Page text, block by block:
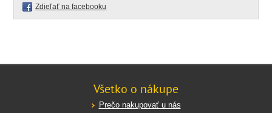
Zdieľať na facebooku
Všetko o nákupe
Prečo nakupovať u nás